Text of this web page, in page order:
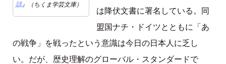
話』（ちくま学芸文庫）
は降伏文書に署名している。同
盟国ナチ・ドイツとともに「あ
の戦争」を戦ったという意識は今日の日本人に乏し
い。だが、歴史理解のグローバル・スタンダードで